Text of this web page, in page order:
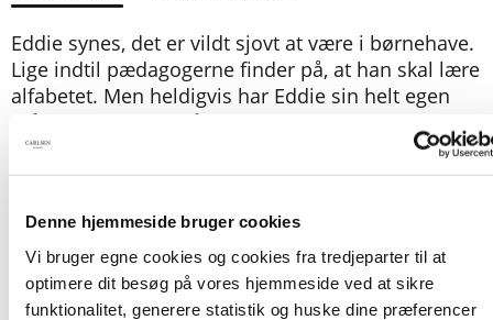
Denne hjemmeside bruger cookies
Vi bruger egne cookies og cookies fra tredjeparter til at
optimere dit besøg på vores hjemmeside ved at sikre
funktionalitet, generere statistik og huske dine præferencer
Eddie synes, det er vildt sjovt at være i børnehave.
Lige indtil pædagogerne finder på, at han skal lære
alfabetet. Men heldigvis har Eddie sin helt egen
måde at lære ting på.
den populære lillebror fra SALLYS FAR. Fortalt af
Thomas Brunstrøm og tegnet af Thorbjørn
Christoffersen.